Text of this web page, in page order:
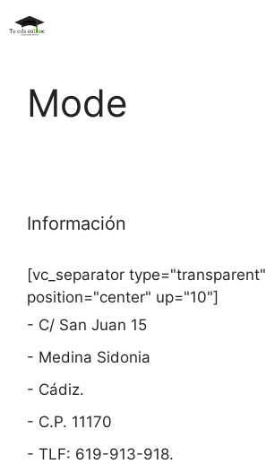
al
Mode
Información
[vc_separator type="transparent"
position="center" up="10"]
- C/ San Juan 15
- Medina Sidonia
- Cádiz.
- C.P. 11170
- TLF: 619-913-918.